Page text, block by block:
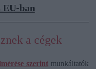
ban
a cégek
szerint munkáltatók